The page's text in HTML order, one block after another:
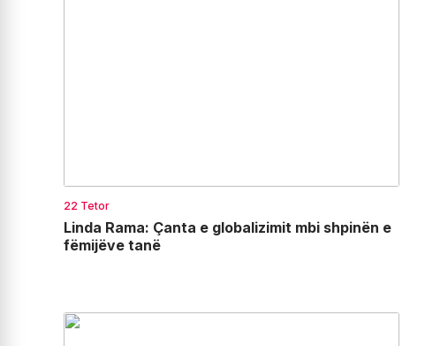
22 Tetor
Linda Rama: Çanta e globalizimit mbi shpinën e
fëmijëve tanë